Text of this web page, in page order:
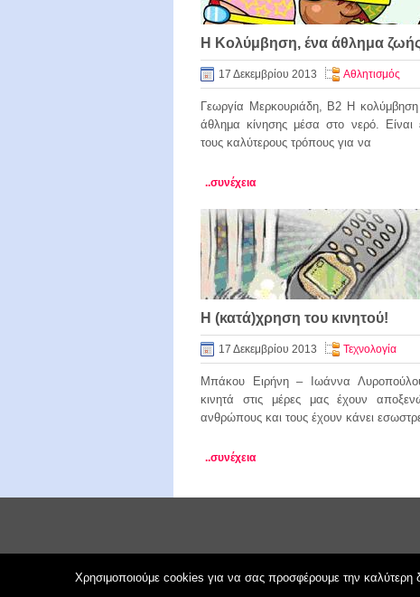
H Κολύμβηση, ένα άθλημα
17 Δεκεμβρίου 2013 Αθλητισμός
Γεωργία Μερκουριάδη, Β2 Η κολύμβηση
άθλημα κίνησης μέσα στο νερό.
τους καλύτερους τρόπους για να
..συνέχεια
Η (κατά)χρηση του κινητού!
17 Δεκεμβρίου 2013 Τεχνολογία
Μπάκου Ειρήνη – Ιωάννα
κινητά στις μέρες μας έχουν
ανθρώπους και τους έχουν κάνει
..συνέχεια
Χρησιμοποιούμε cookies για να σας προσφέρουμε την καλύτερη